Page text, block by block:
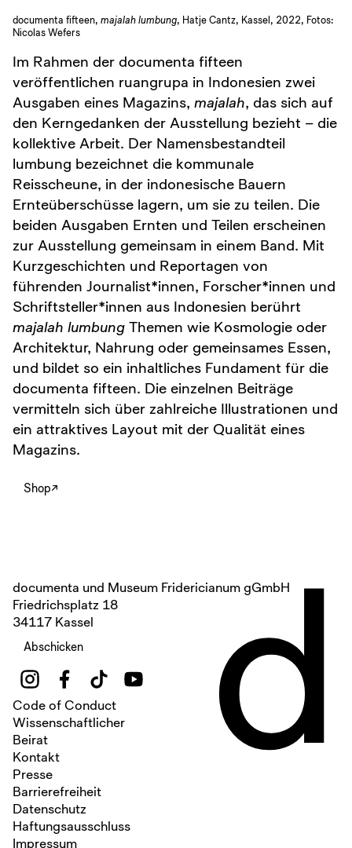
documenta fifteen, majalah lumbung, Hatje Cantz, Kassel, 2022, Fotos:
Nicolas Wefers
Im Rahmen der documenta fifteen
veröffentlichen ruangrupa in Indonesien zwei
Ausgaben eines Magazins, majalah, das sich auf
den Kerngedanken der Ausstellung bezieht – die
kollektive Arbeit. Der Namensbestandteil
lumbung bezeichnet die kommunale
Reisscheune, in der indonesische Bauern
Ernteüberschüsse lagern, um sie zu teilen. Die
beiden Ausgaben Ernten und Teilen erscheinen
zur Ausstellung gemeinsam in einem Band. Mit
Kurzgeschichten und Reportagen von
führenden Journalist*innen, Forscher*innen und
Schriftsteller*innen aus Indonesien berührt
majalah lumbung Themen wie Kosmologie oder
Architektur, Nahrung oder gemeinsames Essen,
und bildet so ein inhaltliches Fundament für die
documenta fifteen. Die einzelnen Beiträge
vermitteln sich über zahlreiche Illustrationen und
ein attraktives Layout mit der Qualität eines
Magazins.
Shop
documenta und Museum Fridericianum gGmbH
Friedrichsplatz 18
34117 Kassel
Abschicken
Code of Conduct
Wissenschaftlicher
Beirat
Kontakt
Presse
Barrierefreiheit
Datenschutz
Haftungsausschluss
Impressum
d